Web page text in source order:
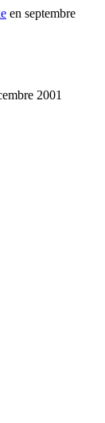
en septembre
2001